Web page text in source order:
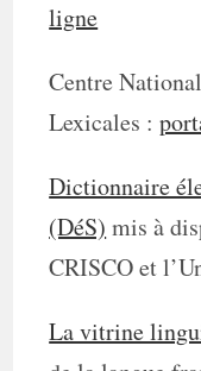
ligne
Centre
Lexicales :
Dictionnaire
(DéS) mis à
CRISCO et
La vitrine